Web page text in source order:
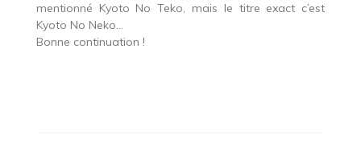
mentionné Kyoto No Teko, mais le titre exact c’est
Kyoto No Neko…
Bonne continuation !